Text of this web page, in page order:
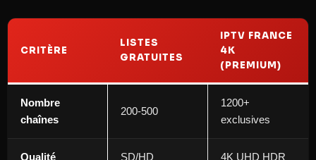
CRITÈRE
LISTES
GRATUITES
IPTV FRANCE
4K
(PREMIUM)
Nombre
chaînes
200-500
1200+
exclusives
Qualité SD/HD 4K UHD HDR